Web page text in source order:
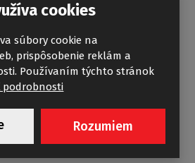
cookies
súbory cookie na
prispôsobenie reklám a
Používaním týchto stránok
podrobnosti
Rozumiem